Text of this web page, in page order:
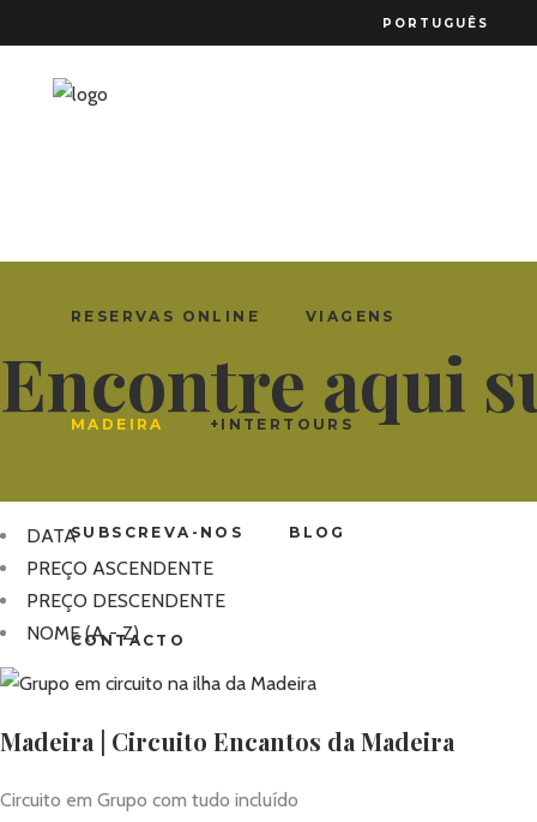
PORTUGUÊS
RESERVAS ONLINE VIAGENS
MADEIRA +INTERTOURS
SUBSCREVA-NOS BLOG
CONTACTO
Encontre aqui
DATA
PREÇO ASCENDENTE
PREÇO DESCENDENTE
NOME (A - Z)
Madeira | Circuito Encantos da Madeira
Circuito em Grupo com tudo incluído